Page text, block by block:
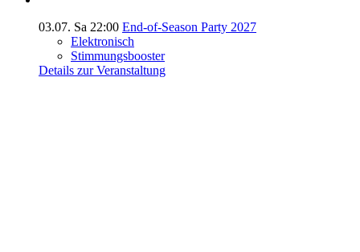
03.07. Sa 22:00 End-of-Season Party 2027
Elektronisch
Stimmungsbooster
Details zur Veranstaltung